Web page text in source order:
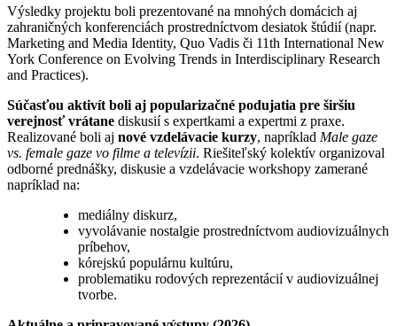
Výsledky projektu boli prezentované na mnohých domácich aj
zahraničných konferenciách prostredníctvom desiatok štúdií (napr.
Marketing and Media Identity, Quo Vadis či 11th International New
York Conference on Evolving Trends in Interdisciplinary Research
and Practices).
Súčasťou aktivít boli aj popularizačné podujatia pre širšiu
verejnosť vrátane diskusií s expertkami a expertmi z praxe.
Realizované boli aj nové vzdelávacie kurzy, napríklad Male gaze
vs. female gaze vo filme a televízii. Riešiteľský kolektív organizoval
odborné prednášky, diskusie a vzdelávacie workshopy zamerané
napríklad na:
mediálny diskurz,
vyvolávanie nostalgie prostredníctvom audiovizuálnych
príbehov,
kórejskú populárnu kultúru,
problematiku rodových reprezentácií v audiovizuálnej
tvorbe.